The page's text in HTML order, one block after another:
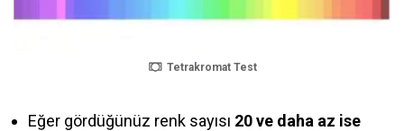
Tetrakromat Test
Eğer gördüğünüz renk sayısı 20 ve daha az ise